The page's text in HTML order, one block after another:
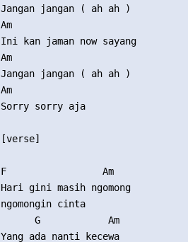
Jangan jangan ( ah ah )
Am
Ini kan jaman now sayang
Am
Jangan jangan ( ah ah )
Am
Sorry sorry aja
[verse]
F                 Am
Hari gini masih ngomong
ngomongin cinta
      G            Am
Yang ada nanti kecewa